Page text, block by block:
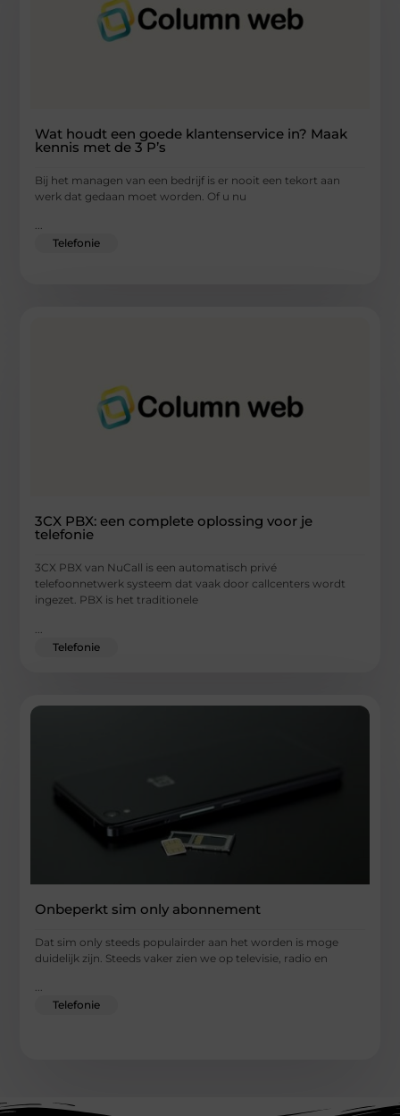
Wat houdt een goede klantenservice in? Maak
kennis met de 3 P’s
Bij het managen van een bedrijf is er nooit een tekort aan
werk dat gedaan moet worden. Of u nu
...
Telefonie
3CX PBX: een complete oplossing voor je
telefonie
3CX PBX van NuCall is een automatisch privé
telefoonnetwerk systeem dat vaak door callcenters wordt
ingezet. PBX is het traditionele
Telefonie
Onbeperkt sim only abonnement
Dat sim only steeds populairder aan het worden is moge
duidelijk zijn. Steeds vaker zien we op televisie, radio en
...
Telefonie